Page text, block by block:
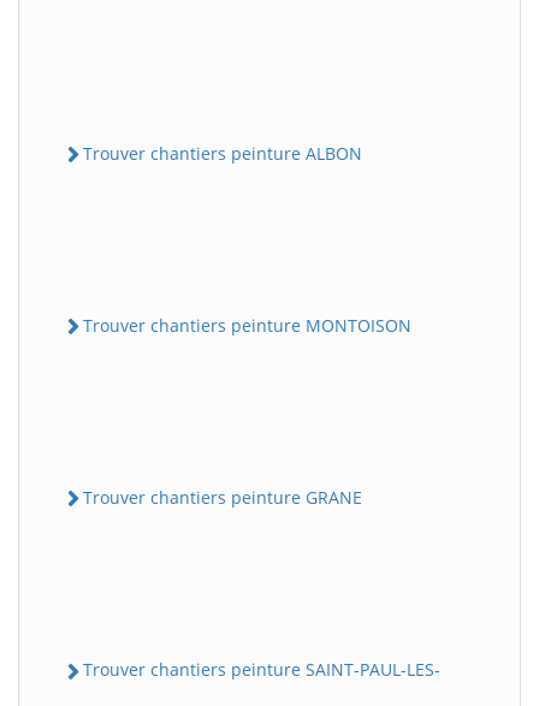
Trouver chantiers peinture ALBON
Trouver chantiers peinture MONTOISON
Trouver chantiers peinture GRANE
Trouver chantiers peinture SAINT-PAUL-LES-